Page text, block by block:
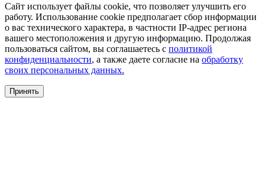
Сайт использует файлы cookie, что позволяет улучшить его
работу. Использование cookie предполагает сбор информации
о вас технического характера, в частности IP-адрес региона
вашего местоположения и другую информацию. Продолжая
пользоваться сайтом, вы соглашаетесь с политикой
конфиденциальности, а также даете согласие на обработку
своих персональных данных.
Принять